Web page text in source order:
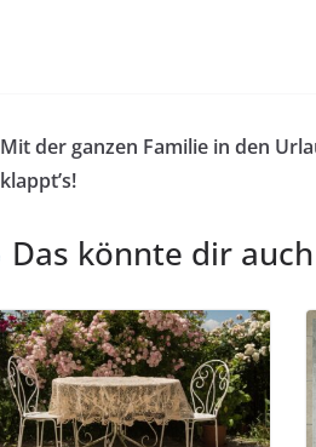
Mit der ganzen Familie in den
klappt’s!
Das könnte dir